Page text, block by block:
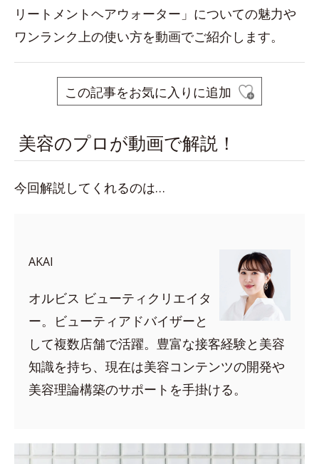
リートメントヘアウォーター」についての魅力や
ワンランク上の使い方を動画でご紹介します。
この記事をお気に入りに追加
美容のプロが動画で解説！
今回解説してくれるのは…
AKAI
オルビス ビューティクリエイタ
ー。ビューティアドバイザーと
して複数店舗で活躍。豊富な接客経験と美容
知識を持ち、現在は美容コンテンツの開発や
美容理論構築のサポートを手掛ける。